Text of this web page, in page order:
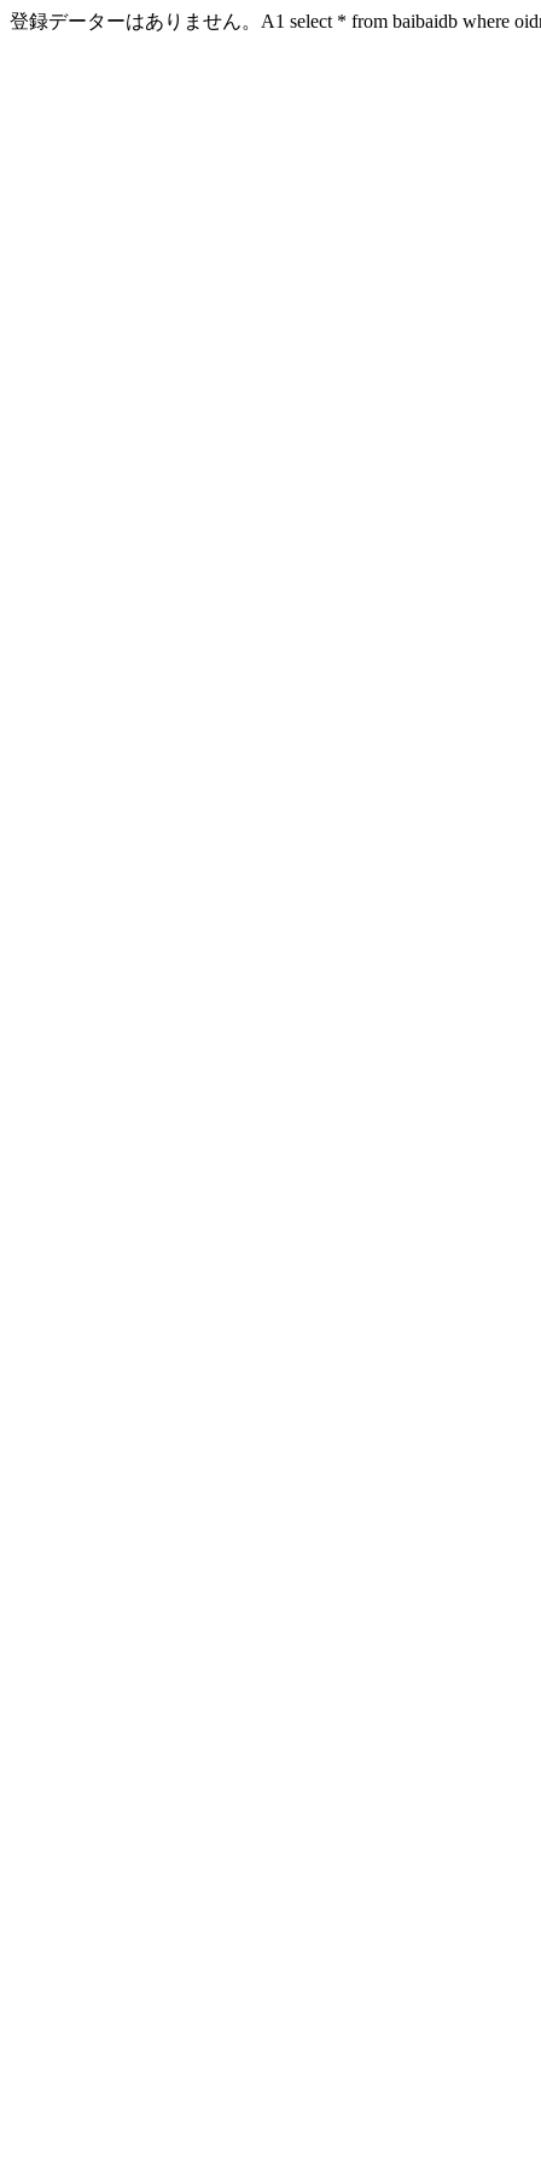
登録データーはありません。A1 select * from baibaidb where